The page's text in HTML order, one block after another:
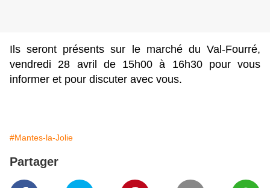
Ils seront présents sur le marché du Val-Fourré,
vendredi 28 avril de 15h00 à 16h30 pour vous
informer et pour discuter avec vous.
#Mantes-la-Jolie
Partager